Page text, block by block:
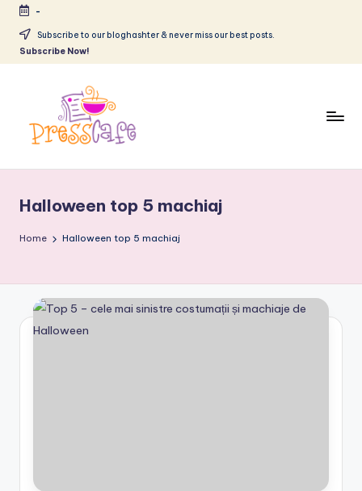
Skip
-
Subscribe to our bloghashter & never miss our best posts.
Subscribe Now!
e
s
c
a
urbane
Halloween top 5 machiaj
Home Halloween top 5 machiaj